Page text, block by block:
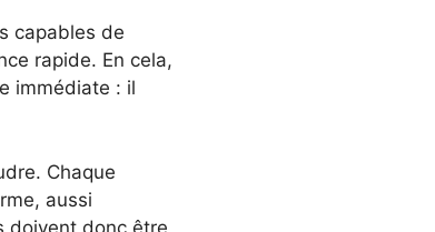
capables de
rapide. En cela,
immédiate : il
Chaque
aussi
doivent donc être